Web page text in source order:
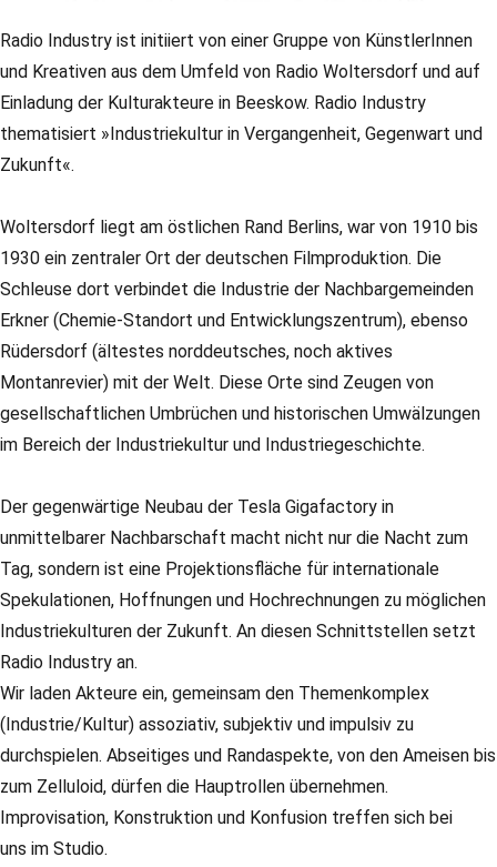
Radio Industry ist initiiert von einer Gruppe von KünstlerInnen
und Kreativen aus dem Umfeld von Radio Woltersdorf und auf
Einladung der Kulturakteure in Beeskow. Radio Industry
thematisiert »Industriekultur in Vergangenheit, Gegenwart und
Zukunft«.
Woltersdorf liegt am östlichen Rand Berlins, war von 1910 bis
1930 ein zentraler Ort der deutschen Filmproduktion. Die
Schleuse dort verbindet die Industrie der Nachbargemeinden
Erkner (Chemie-Standort und Entwicklungszentrum), ebenso
Rüdersdorf (ältestes norddeutsches, noch aktives
Montanrevier) mit der Welt. Diese Orte sind Zeugen von
gesellschaftlichen Umbrüchen und historischen Umwälzungen
im Bereich der Industriekultur und Industriegeschichte.
Der gegenwärtige Neubau der Tesla Gigafactory in
unmittelbarer Nachbarschaft macht nicht nur die Nacht zum
Tag, sondern ist eine Projektionsfläche für internationale
Spekulationen, Hoffnungen und Hochrechnungen zu möglichen
Industriekulturen der Zukunft. An diesen Schnittstellen setzt
Radio Industry an.
Wir laden Akteure ein, gemeinsam den Themenkomplex
(Industrie/Kultur) assoziativ, subjektiv und impulsiv zu
durchspielen. Abseitiges und Randaspekte, von den Ameisen bis
zum Zelluloid, dürfen die Hauptrollen übernehmen.
Improvisation, Konstruktion und Konfusion treffen sich bei
uns im Studio.